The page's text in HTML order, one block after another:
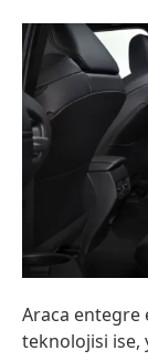
Araca entegre
teknolojisi ise,